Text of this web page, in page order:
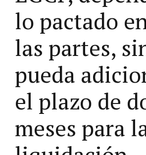
lo pactado
las partes,
pueda
el plazo de
meses para